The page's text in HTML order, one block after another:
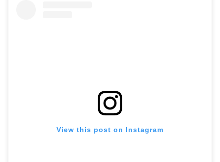
View this post on Instagram